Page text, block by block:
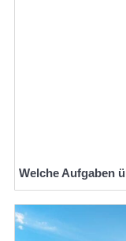
Welche Aufgaben